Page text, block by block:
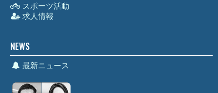
スポーツ活動
求人情報
NEWS
最新ニュース